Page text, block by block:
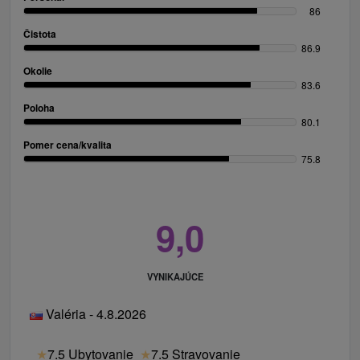
86
Čistota
86.9
Okolie
83.6
Poloha
80.1
Pomer cena/kvalita
75.8
9,0
VYNIKAJÚCE
Valéria - 4.8.2026
★7.5 Ubytovanie ★7.5 Stravovanie